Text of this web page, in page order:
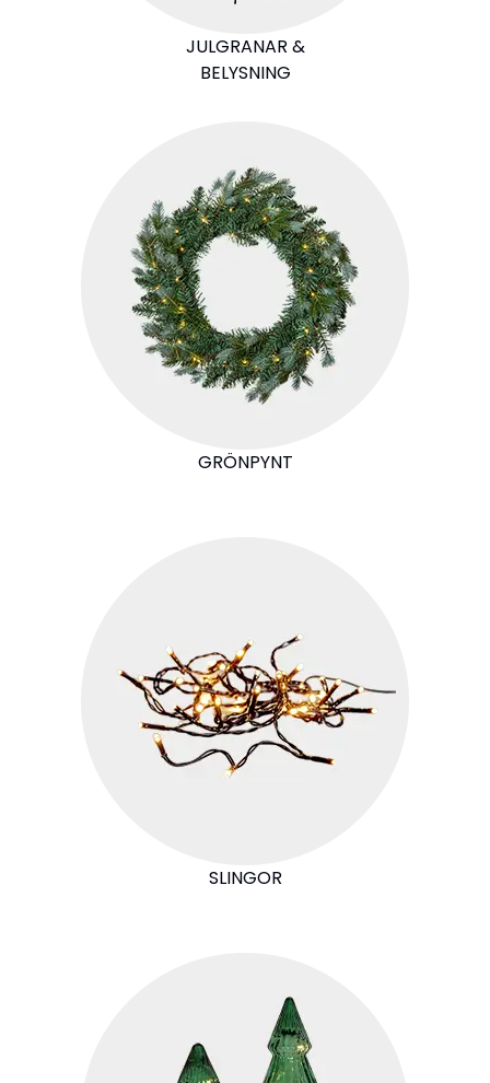
JULGRANAR &
BELYSNING
GRÖNPYNT
SLINGOR